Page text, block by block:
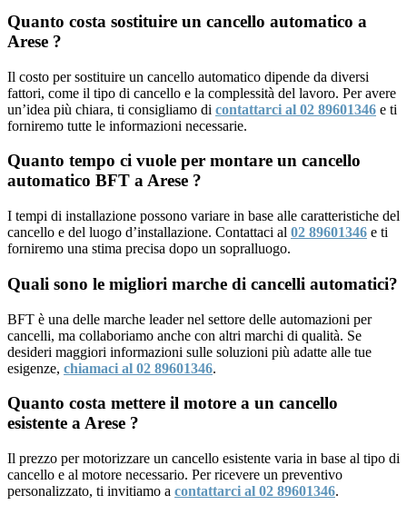
Quanto costa sostituire un cancello automatico a
Arese ?
Il costo per sostituire un cancello automatico dipende da diversi
fattori, come il tipo di cancello e la complessità del lavoro. Per avere
un’idea più chiara, ti consigliamo di contattarci al 02 89601346 e ti
forniremo tutte le informazioni necessarie.
Quanto tempo ci vuole per montare un cancello
automatico BFT a Arese ?
I tempi di installazione possono variare in base alle caratteristiche del
cancello e del luogo d’installazione. Contattaci al 02 89601346 e ti
forniremo una stima precisa dopo un sopralluogo.
Quali sono le migliori marche di cancelli automatici?
BFT è una delle marche leader nel settore delle automazioni per
cancelli, ma collaboriamo anche con altri marchi di qualità. Se
desideri maggiori informazioni sulle soluzioni più adatte alle tue
esigenze, chiamaci al 02 89601346.
Quanto costa mettere il motore a un cancello
esistente a Arese ?
Il prezzo per motorizzare un cancello esistente varia in base al tipo di
cancello e al motore necessario. Per ricevere un preventivo
personalizzato, ti invitiamo a contattarci al 02 89601346.